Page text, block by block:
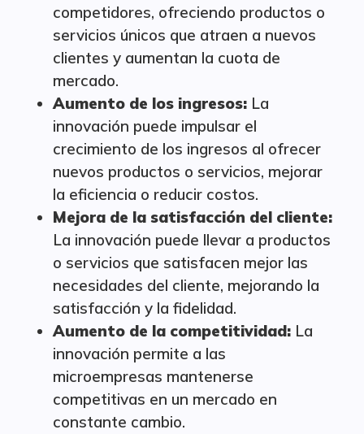
competidores, ofreciendo productos o
servicios únicos que atraen a nuevos
clientes y aumentan la cuota de
mercado.
Aumento de los ingresos: La
innovación puede impulsar el
crecimiento de los ingresos al ofrecer
nuevos productos o servicios, mejorar
la eficiencia o reducir costos.
Mejora de la satisfacción del cliente:
La innovación puede llevar a productos
o servicios que satisfacen mejor las
necesidades del cliente, mejorando la
satisfacción y la fidelidad.
Aumento de la competitividad: La
innovación permite a las
microempresas mantenerse
competitivas en un mercado en
constante cambio.